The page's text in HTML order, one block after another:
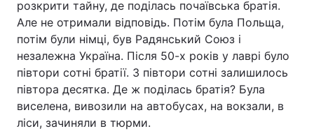
розкрити тайну, де поділась почаївська братія.
Але не отримали відповідь. Потім була Польща,
потім були німці, був Радянський Союз і
незалежна Україна. Після 50-х років у лаврі було
півтори сотні братії. З півтори сотні залишилось
півтора десятка. Де ж поділась братія? Була
виселена, вивозили на автобусах, на вокзали, в
ліси, зачиняли в тюрми.